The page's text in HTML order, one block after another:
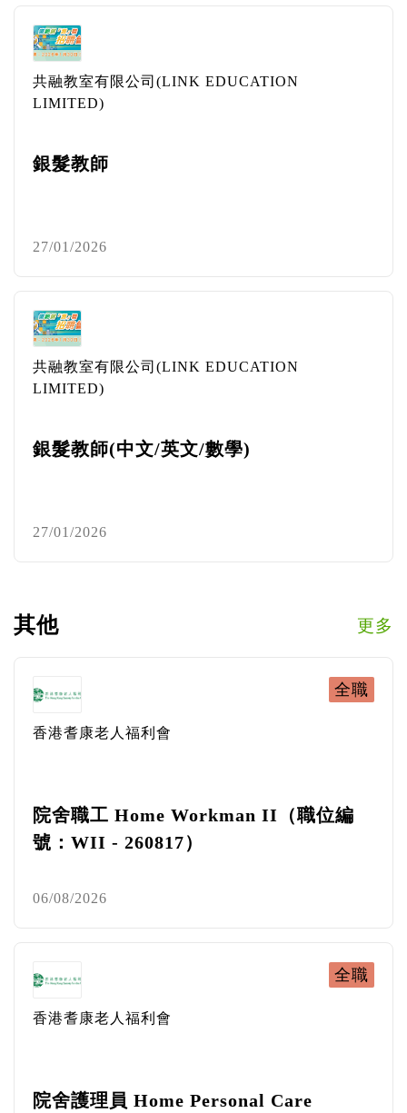
共融教室有限公司(LINK EDUCATION
LIMITED)
銀髮教師
27/01/2026
共融教室有限公司(LINK EDUCATION
LIMITED)
銀髮教師(中文/英文/數學)
27/01/2026
其他 更多
全職
香港耆康老人福利會
院舍職工 Home Workman II（職位編
號：WII - 260817）
06/08/2026
全職
香港耆康老人福利會
院舍護理員 Home Personal Care